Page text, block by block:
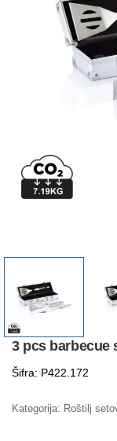
3 pcs barbecue
Šifra: P422.172
Kategorija: Roštilj